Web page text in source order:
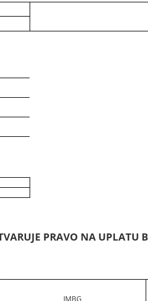
PRAVO NA UPLATU
JMBG